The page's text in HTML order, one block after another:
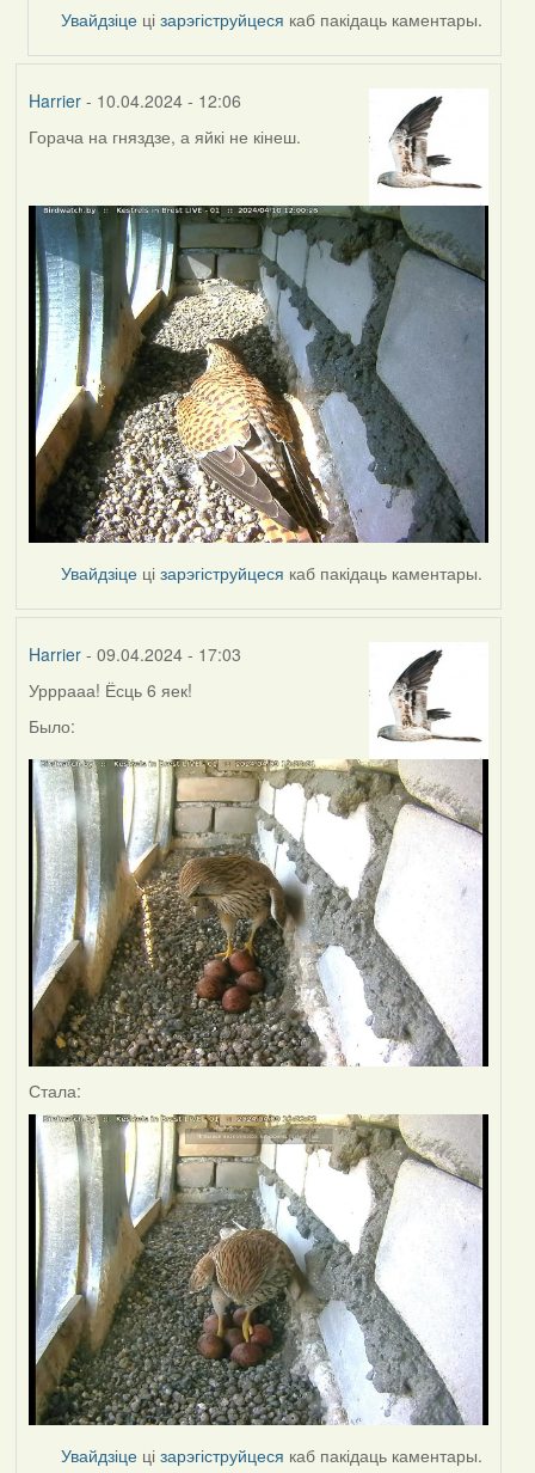
SaMANdaS
Увайдзіце цізарэгіструйцеся каб пакідаць каментары.
Harrier- 10.04.2024 - 12:06
Горача на гняздзе, а яйкі не кінеш.
Увайдзіце цізарэгіструйцеся каб пакідаць каментары.
Harrier- 09.04.2024 - 17:03
Урррааа! Ёсць 6 яек!
Было:
Стала:
Увайдзіце цізарэгіструйцеся каб пакідаць каментары.